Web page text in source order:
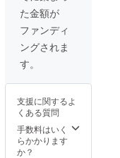
する場
合は機
材等、
ご準備
頂きま
願い致
す。 ※
また会
場費な
どセミ
ナー実
冊送付
させて
頂きま
す。
た金額が
ファンディ
ングされま
す。
支援に関するよ
くある質問
手数料はいく
らかかります
か？